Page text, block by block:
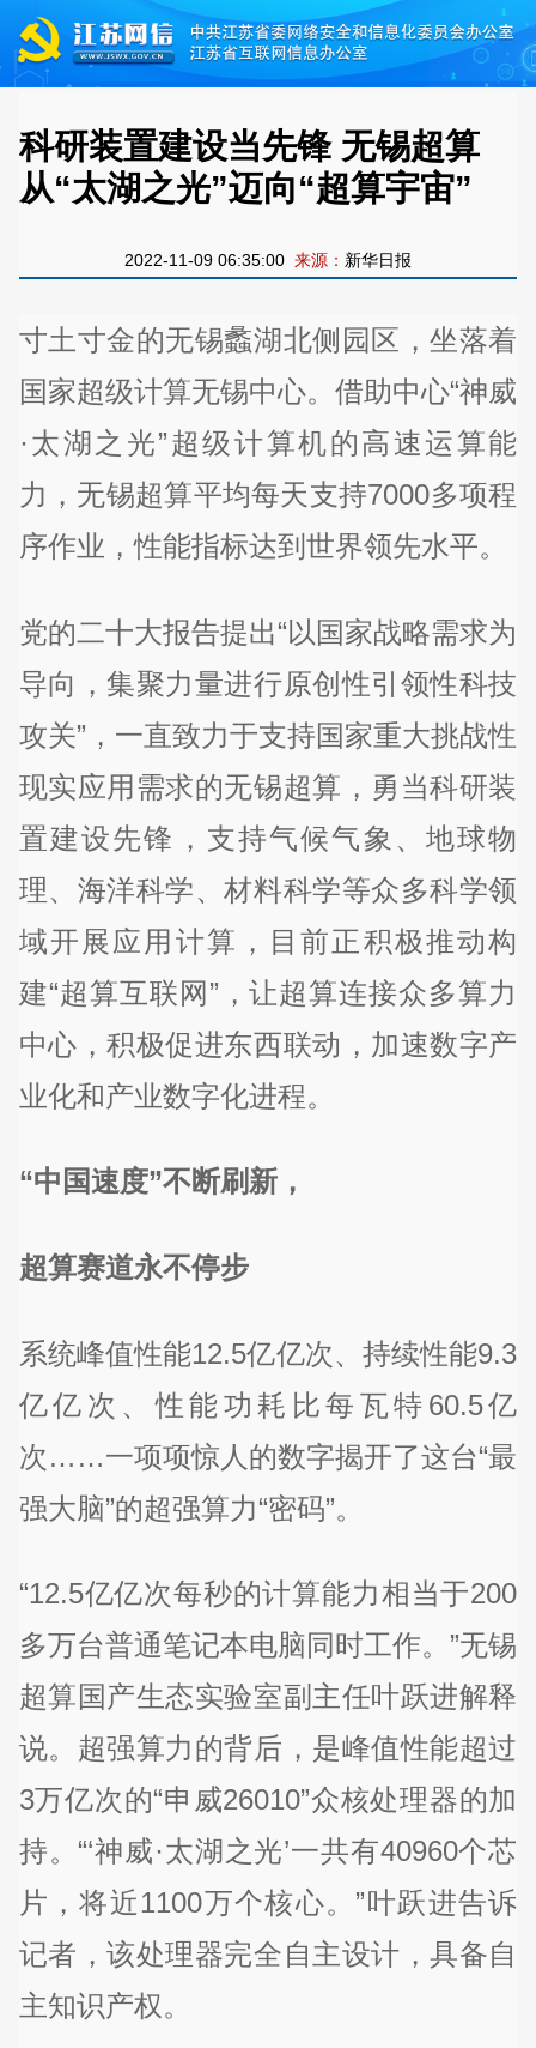
科研装置建设当先锋 无锡超算
从“太湖之光”迈向“超算宇宙”
2022-11-09 06:35:00 来源： 新华日报
寸土寸金的无锡蠡湖北侧园区，坐落着
国家超级计算无锡中心。借助中心“神威
·太湖之光”超级计算机的高速运算能
力，无锡超算平均每天支持7000多项程
序作业，性能指标达到世界领先水平。
党的二十大报告提出“以国家战略需求为
导向，集聚力量进行原创性引领性科技
攻关”，一直致力于支持国家重大挑战性
现实应用需求的无锡超算，勇当科研装
置建设先锋，支持气候气象、地球物
理、海洋科学、材料科学等众多科学领
域开展应用计算，目前正积极推动构
建“超算互联网”，让超算连接众多算力
中心，积极促进东西联动，加速数字产
业化和产业数字化进程。
“中国速度”不断刷新，
超算赛道永不停步
系统峰值性能12.5亿亿次、持续性能9.3
亿亿次、性能功耗比每瓦特60.5亿
次……一项项惊人的数字揭开了这台“最
强大脑”的超强算力“密码”。
“12.5亿亿次每秒的计算能力相当于200
多万台普通笔记本电脑同时工作。”无锡
超算国产生态实验室副主任叶跃进解释
说。超强算力的背后，是峰值性能超过
3万亿次的“申威26010”众核处理器的加
持。“‘神威·太湖之光’一共有40960个芯
片，将近1100万个核心。”叶跃进告诉
记者，该处理器完全自主设计，具备自
主知识产权。